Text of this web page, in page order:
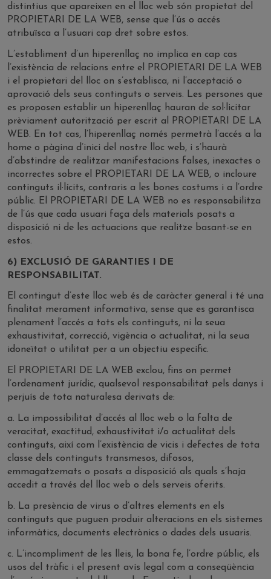
distintius que apareixen en el lloc web són propietat del
PROPIETARI DE LA WEB, sense que l’ús o accés
atribuïsca a l’usuari cap dret sobre estos.
L’establiment d’un hiperenllaç no implica en cap cas
l’existència de relacions entre el PROPIETARI DE LA WEB
i el propietari del lloc on s’establisca, ni l’acceptació o
aprovació dels seus continguts o serveis. Les persones que
es proposen establir un hiperenllaç hauran de sol·licitar
prèviament autorització per escrit al PROPIETARI DE LA
WEB. En tot cas, l’hiperenllaç només permetrà l’accés a la
home o pàgina d’inici del nostre lloc web, i s’haurà
d’abstindre de realitzar manifestacions falses, inexactes o
incorrectes sobre el PROPIETARI DE LA WEB, o incloure
continguts il·lícits, contraris a les bones costums i a l’ordre
públic. El PROPIETARI DE LA WEB no es responsabilitza
de l’ús que cada usuari faça dels materials posats a
disposició ni de les actuacions que realitze basant-se en
estos.
6) EXCLUSIÓ DE GARANTIES I DE
RESPONSABILITAT.
El contingut d’este lloc web és de caràcter general i té una
finalitat merament informativa, sense que es garantisca
plenament l’accés a tots els continguts, ni la seua
exhaustivitat, correcció, vigència o actualitat, ni la seua
idoneïtat o utilitat per a un objectiu específic.
El PROPIETARI DE LA WEB exclou, fins on permet
l’ordenament jurídic, qualsevol responsabilitat pels danys i
perjuís de tota naturalesa derivats de:
a. La impossibilitat d’accés al lloc web o la falta de
veracitat, exactitud, exhaustivitat i/o actualitat dels
continguts, així com l’existència de vicis i defectes de tota
classe dels continguts transmesos, difosos,
emmagatzemats o posats a disposició als quals s’haja
accedit a través del lloc web o dels serveis oferits.
b. La presència de virus o d’altres elements en els
continguts que puguen produir alteracions en els sistemes
informàtics, documents electrònics o dades dels usuaris.
c. L’incompliment de les lleis, la bona fe, l’ordre públic, els
usos del tràfic i el present avís legal com a conseqüència